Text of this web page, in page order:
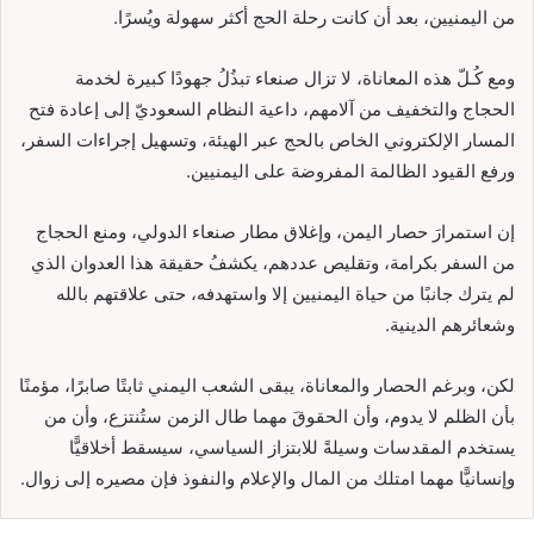
من اليمنيين، بعد أن كانت رحلة الحج أكثر سهولة ويُسرًا.
ومع كُـلّ هذه المعاناة، لا تزال صنعاء تبذُلُ جهودًا كبيرة لخدمة
الحجاج والتخفيف من آلامهم، داعية النظام السعوديّ إلى إعادة فتح
المسار الإلكتروني الخاص بالحج عبر الهيئة، وتسهيل إجراءات السفر،
ورفع القيود الظالمة المفروضة على اليمنيين.
إن استمرارَ حصار اليمن، وإغلاق مطار صنعاء الدولي، ومنع الحجاج
من السفر بكرامة، وتقليص عددهم، يكشفُ حقيقة هذا العدوان الذي
لم يترك جانبًا من حياة اليمنيين إلا واستهدفه، حتى علاقتهم بالله
وشعائرهم الدينية.
لكن، وبرغم الحصار والمعاناة، يبقى الشعب اليمني ثابتًا صابرًا، مؤمنًا
بأن الظلم لا يدوم، وأن الحقوقَ مهما طال الزمن ستُنتزع، وأن من
يستخدم المقدسات وسيلةً للابتزاز السياسي، سيسقط أخلاقيًّا
وإنسانيًّا مهما امتلك من المال والإعلام والنفوذ فإن مصيره إلى زوال.